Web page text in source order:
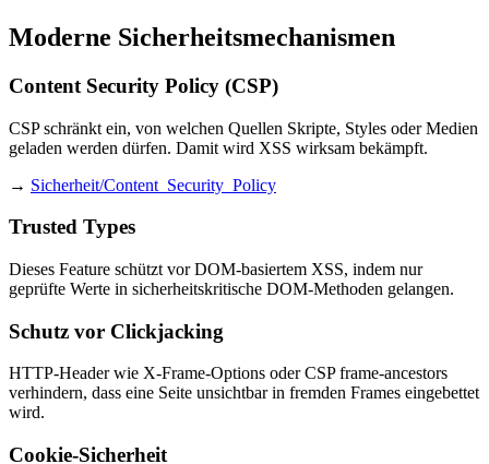
Moderne Sicherheitsmechanismen
Content Security Policy (CSP)
CSP schränkt ein, von welchen Quellen Skripte, Styles oder Medien
geladen werden dürfen. Damit wird XSS wirksam bekämpft.
→ Sicherheit/Content_Security_Policy
Trusted Types
Dieses Feature schützt vor DOM-basiertem XSS, indem nur
geprüfte Werte in sicherheitskritische DOM-Methoden gelangen.
Schutz vor Clickjacking
HTTP-Header wie X-Frame-Options oder CSP frame-ancestors
verhindern, dass eine Seite unsichtbar in fremden Frames eingebettet
wird.
Cookie-Sicherheit